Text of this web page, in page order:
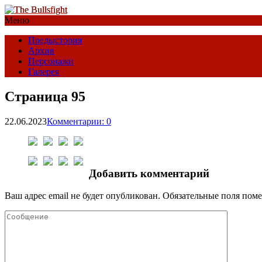
Меню
Предыстория
Архив
Персонажи
Галерея
Страница 95
22.06.2023Комментарии: 0
Добавить комментарий
Ваш адрес email не будет опубликован. Обязательные поля